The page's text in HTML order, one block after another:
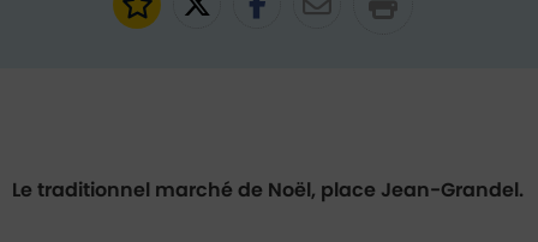
Ajouter aux favoris
Partager sur Twitter
Partager sur
Partager par
Le traditionnel marché de Noël, place Jean-Grandel.